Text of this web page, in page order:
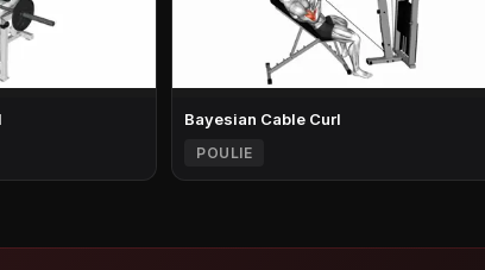
Bayesian Cable Curl
POULIE